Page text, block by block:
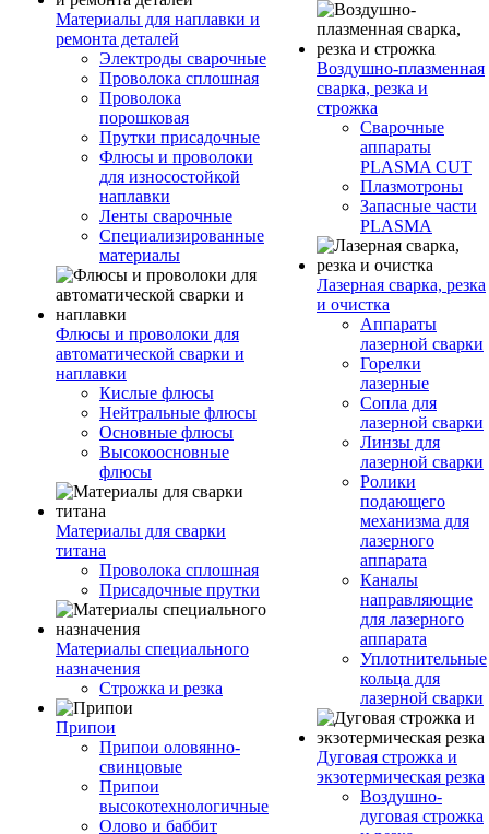
Материалы для наплавки и
ремонта деталей
Электроды сварочные
Проволока сплошная
Проволока
порошковая
Прутки присадочные
Флюсы и проволоки
для износостойкой
наплавки
Ленты сварочные
Специализированные
материалы
Флюсы и проволоки для
автоматической сварки и
наплавки
Кислые флюсы
Нейтральные флюсы
Основные флюсы
Высокоосновные
флюсы
Материалы для сварки
титана
Проволока сплошная
Присадочные прутки
Материалы специального
назначения
Строжка и резка
Припои
Припои оловянно-
свинцовые
Припои
высокотехнологичные
Олово и баббит
Воздушно-плазменная
сварка, резка и
строжка
Сварочные
аппараты
PLASMA CUT
Плазмотроны
Запасные части
PLASMA
Лазерная сварка, резка
и очистка
Аппараты
лазерной сварки
Горелки
лазерные
Сопла для
лазерной сварки
Линзы для
лазерной сварки
Ролики
подающего
механизма для
лазерного
аппарата
Каналы
направляющие
для лазерного
аппарата
Уплотнительные
кольца для
лазерной сварки
Дуговая строжка и
экзотермическая резка
Воздушно-
дуговая строжка